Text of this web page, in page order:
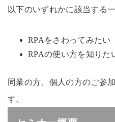
以下のいずれかに該当する
RPAをさわってみたい
RPAの使い方を知りた
同業の方、個人の方のご参
す。